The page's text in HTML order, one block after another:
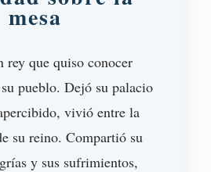
mesa
rey que quiso conocer
pueblo. Dejó su palacio
vivió entre la
su reino. Compartió su
y sus sufrimientos,